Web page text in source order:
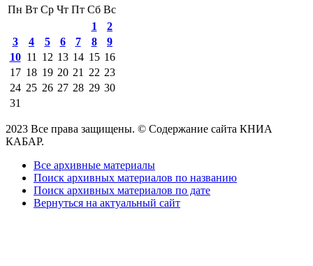
Пн Вт Ср Чт Пт Сб Вс
1
2
3
4 5 6 7 8
9
10 11 12 13 14 15 16
17 18 19 20 21 22 23
24 25 26 27 28 29 30
31
2023 Все права защищены. © Содержание сайта КНИА
КАБАР.
Все архивные материалы
Поиск архивных материалов по названию
Поиск архивных материалов по дате
Вернуться на актуальный сайт